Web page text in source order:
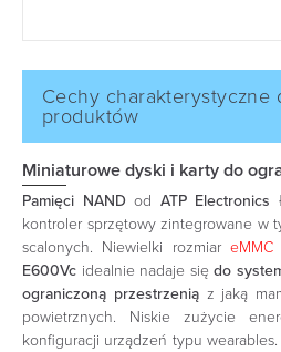
Cechy charakterystyczne
produktów
Miniaturowe dyski i karty do
Pamięci NAND od ATP Electronics
kontroler sprzętowy zintegrowane w
scalonych. Niewielki rozmiar eMMC
E600Vc idealnie nadaje się do
ograniczoną przestrzeniąz jaką
powietrznych. Niskie zużycie
konfiguracji urządzeń typu